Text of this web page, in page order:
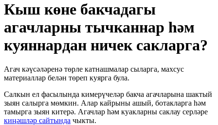
Кыш көне бакчадагы
агачларны тычканнар һәм
куяннардан ничек сакларга?
Агач кәүсәләренә төрле катнашмалар сыларга, махсус
материаллар белән төреп куярга була.
Салкын ел фасылында кимерүчеләр бакча агачларына шактый
зыян салырга мөмкин. Алар кайрыны ашый, ботакларга һәм
тамырга зыян китерә. Агачлар һәм куакларны саклау серләре
киңәшләр сайтында чыкты.